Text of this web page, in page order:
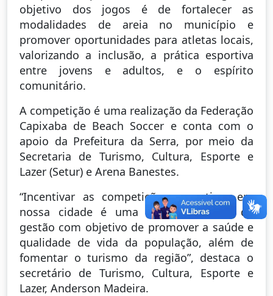
objetivo dos jogos é de fortalecer as
modalidades de areia no município e
promover oportunidades para atletas locais,
valorizando a inclusão, a prática esportiva
entre jovens e adultos, e o espírito
comunitário.
A competição é uma realização da Federação
Capixaba de Beach Soccer e conta com o
apoio da Prefeitura da Serra, por meio da
Secretaria de Turismo, Cultura, Esporte e
Lazer (Setur) e Arena Banestes.
“Incentivar as competições esportivas em
nossa cidade é uma das prioridades da
gestão com objetivo de promover a saúde e
qualidade de vida da população, além de
fomentar o turismo da região”, destaca o
secretário de Turismo, Cultura, Esporte e
Lazer, Anderson Madeira.